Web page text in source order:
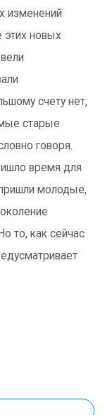
изменений
этих новых
счету нет,
старые
говоря.
время для
молодые,
то, как сейчас